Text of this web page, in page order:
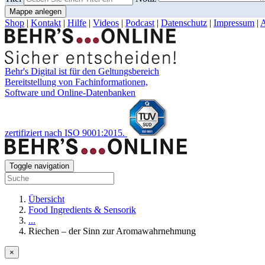
Mappe anlegen
Shop | Kontakt | Hilfe | Videos | Podcast | Datenschutz | Impressum |
Behr's Digital ist für den Geltungsbereich
Bereitstellung von Fachinformationen,
Software und Online-Datenbanken
zertifiziert nach ISO 9001:2015.
Toggle navigation
Übersicht
Food Ingredients & Sensorik
...
Riechen – der Sinn zur Aromawahrnehmung
×